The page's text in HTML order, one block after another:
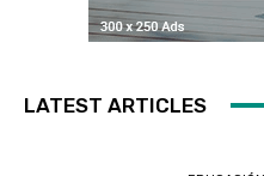
LATEST ARTICLES